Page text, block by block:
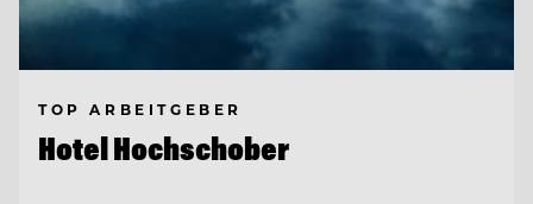
TOP ARBEITGEBER
Hotel Hochschober